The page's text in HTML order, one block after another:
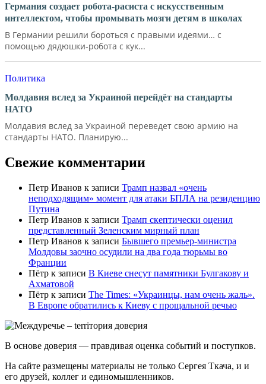
Германия создает робота-расиста с искусственным
интеллектом, чтобы промывать мозги детям в школах
В Германии решили бороться с правыми идеями… с
помощью дядюшки-робота с кук...
Политика
Молдавия вслед за Украиной перейдёт на стандарты
НАТО
Молдавия вслед за Украиной переведет свою армию на
стандарты НАТО. Планирую...
Свежие комментарии
Петр Иванов к записи Трамп назвал «очень
неподходящим» момент для атаки БПЛА на резиденцию
Путина
Петр Иванов к записи Трамп скептически оценил
представленный Зеленским мирный план
Петр Иванов к записи Бывшего премьер-министра
Молдовы заочно осудили на два года тюрьмы во
Франции
Пётр к записи В Киеве снесут памятники Булгакову и
Ахматовой
Пётр к записи Тhe Times: «Украинцы, нам очень жаль».
В Европе обратились к Киеву с прощальной речью
В основе доверия — правдивая оценка событий и поступков.
На сайте размещены материалы не только Сергея Ткача, и и
его друзей, коллег и единомышленников.